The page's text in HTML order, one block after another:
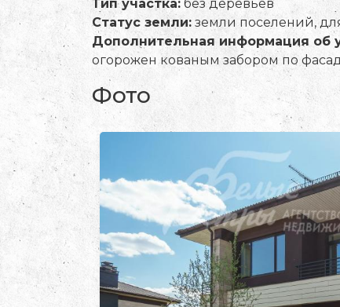
Тип участка:без деревьев
Статус земли: земли поселений,
Дополнительная информация об
огорожен кованым забором по
Фото